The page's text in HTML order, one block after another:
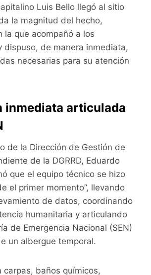
Luis Bello llegó al sitio
la magnitud del hecho,
la que acompañó a los
dispuso, de manera inmediata,
necesarias para su atención
inmediata articulada
de la Dirección de Gestión de
de la DGRRD, Eduardo
que el equipo técnico se hizo
el primer momento”, llevando
de datos, coordinando
humanitaria y articulando
de Emergencia Nacional (SEN)
un albergue temporal.
carpas, baños químicos,